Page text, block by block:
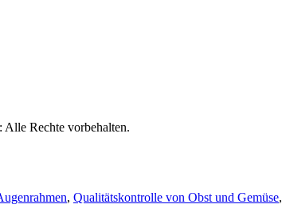
Rechte vorbehalten.
, Qualitätskontrolle von Obst und Gemüse,